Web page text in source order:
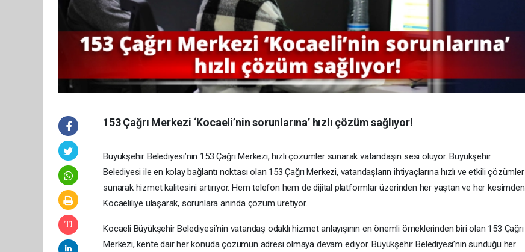
153 Çağrı Merkezi ‘Kocaeli’nin sorunlarına’ hızlı çözüm sağlıyor!
Büyükşehir Belediyesi’nin 153 Çağrı Merkezi, hızlı çözümler sunarak vatandaşın sesi oluyor. Büyükşehir
Belediyesi ile en kolay bağlantı noktası olan 153 Çağrı Merkezi, vatandaşların ihtiyaçlarına hızlı ve etkili çözümler
sunarak hizmet kalitesini artırıyor. Hem telefon hem de dijital platformlar üzerinden her yaştan ve her kesimden
Kocaeliliye ulaşarak, sorunlara anında çözüm üretiyor.
Kocaeli Büyükşehir Belediyesi’nin vatandaş odaklı hizmet anlayışının en önemli örneklerinden biri olan 153 Çağrı
Merkezi, kente dair her konuda çözümün adresi olmaya devam ediyor. Büyükşehir Belediyesi’nin sunduğu her